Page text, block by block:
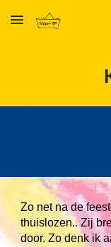
Skip to main content
Zo net na de
thuislozen.. Zij
door. Zo denk ik